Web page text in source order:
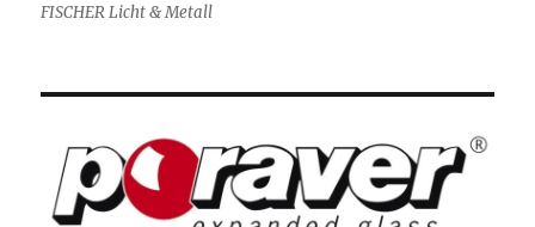
FISCHER Licht & Metall